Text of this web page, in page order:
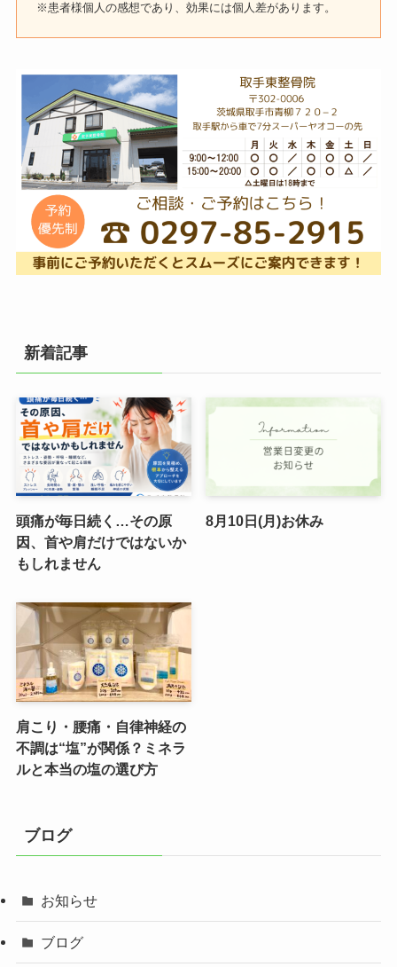
※患者様個人の感想であり、効果には個人差があります。
新着記事
頭痛が毎日続く…その原
因、首や肩だけではないか
もしれません
8月10日(月)お休み
肩こり・腰痛・自律神経の
不調は“塩”が関係？ミネラ
ルと本当の塩の選び方
ブログ
お知らせ
ブログ